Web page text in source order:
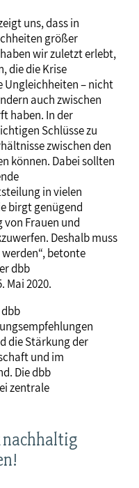
uns, dass in
größer
wir zuletzt erlebt,
die die Krise
Ungleichheiten – nicht
auch zwischen
haben. In der
Schlüsse zu
zwischen den
können. Dabei sollten
in vielen
birgt genügend
von Frauen und
Deshalb muss
betonte
dbb
Mai 2020.
die Stärkung der
und im
Die dbb
zentrale